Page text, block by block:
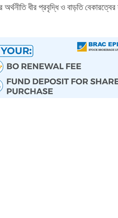
ধীর প্রবৃদ্ধি ও বাড়তি বেকারত্বের